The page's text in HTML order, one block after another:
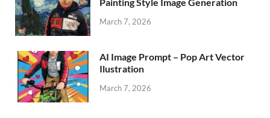
March 7, 2026
AI Image Prompt – Pop Art Vector
Ilustration
March 7, 2026